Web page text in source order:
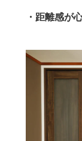
・距離感が